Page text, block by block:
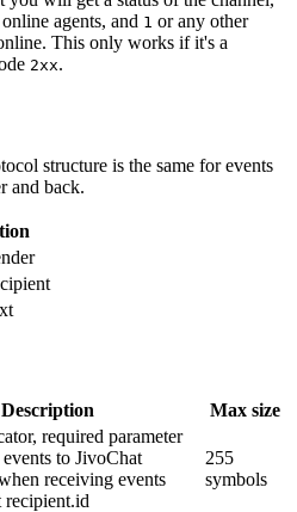
agents, and 1 or any other
This only works if it's a
2xx.
structure is the same for events
and back.
Description Max size
required parameter
to JivoChat
receiving events
255
symbols